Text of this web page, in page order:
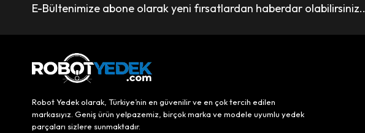
E-Bültenimize abone olarak yeni fırsatlardan haberdar olabilirsiniz..
Robot Yedek olarak, Türkiye’nin en güvenilir ve en çok tercih edilen
markasıyız. Geniş ürün yelpazemiz, birçok marka ve modele uyumlu yedek
parçaları sizlere sunmaktadır.